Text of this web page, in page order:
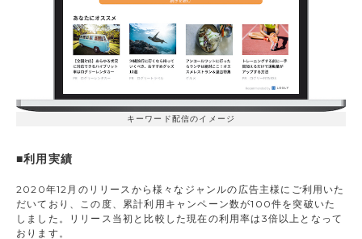
キーワード配信のイメージ
■利用実績
2020年12月のリリースから様々なジャンルの広告主様にご利用いた
だいており、この度、累計利用キャンペーン数が100件を突破いた
しました。リリース当初と比較した現在の利用率は3倍以上となって
おります。